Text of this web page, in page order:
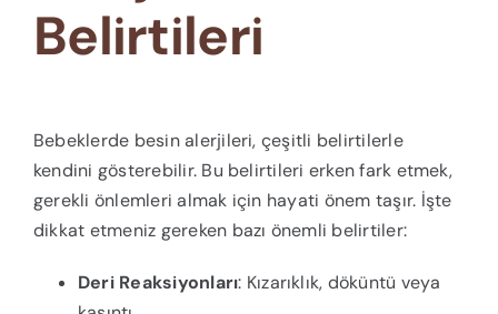
Belirtileri
Bebeklerde besin alerjileri, çeşitli belirtilerle
kendini gösterebilir. Bu belirtileri erken fark etmek,
gerekli önlemleri almak için hayati önem taşır. İşte
dikkat etmeniz gereken bazı önemli belirtiler:
Deri Reaksiyonları: Kızarıklık, döküntü veya